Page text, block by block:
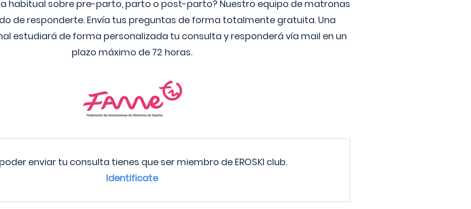
habitual sobre pre-parto, parto o post-parto? Nuestro equipo de matronas
de responderte. Envía tus preguntas de forma totalmente gratuita. Una
estudiará de forma personalizada tu consulta y responderá vía mail en un
plazo máximo de 72 horas.
enviar tu consulta tienes que ser miembro de EROSKI club.
Identificate